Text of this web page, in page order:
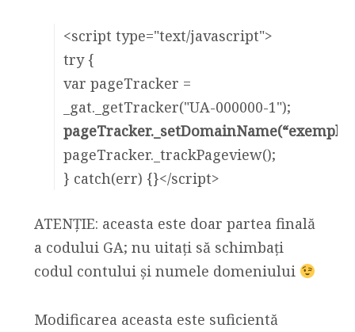
<script type="text/javascript">
try {
var pageTracker =
_gat._getTracker("UA-000000-1");
pageTracker._trackPageview();
} catch(err) {}</script>
ATENȚIE: aceasta este doar partea finală
a codului GA; nu uitați să schimbați
codul contului și numele domeniului
Modificarea aceasta este suficientă